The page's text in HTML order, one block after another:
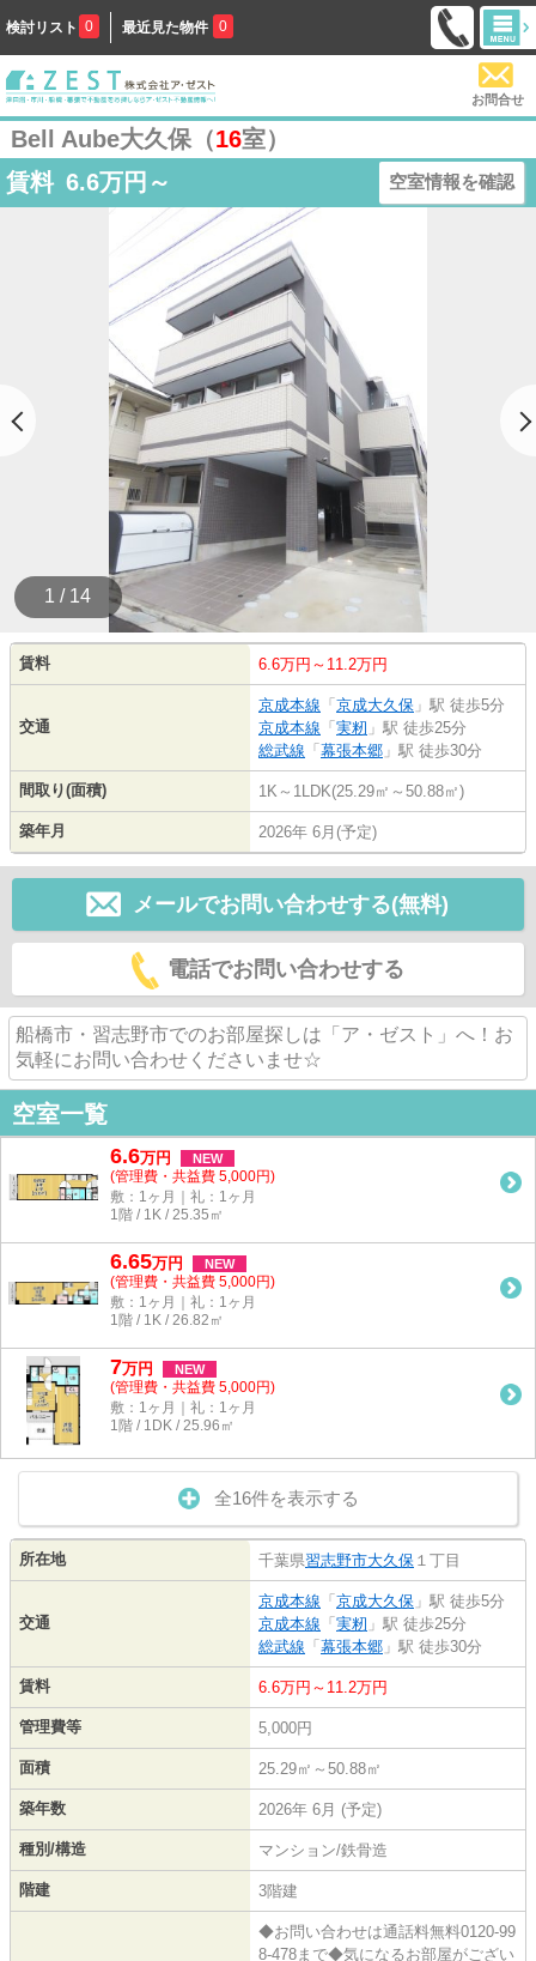
検討リスト 0 最近見た物件 0
お問合せ
Bell Aube大久保（16室）
賃料 6.6万円～ 空室情報を確認
1 / 14
賃料 6.6万円～11.2万円
交通
京成本線 「 京成大久保 」駅 徒歩5分
京成本線 「 実籾 」駅 徒歩25分
総武線 「 幕張本郷 」駅 徒歩30分
間取り(面積) 1K～1LDK(25.29㎡～50.88㎡)
築年月 2026年 6月(予定)
メールでお問い合わせする(無料)
電話でお問い合わせする
船橋市・習志野市でのお部屋探しは「ア・ゼスト」へ！お
気軽にお問い合わせくださいませ☆
空室一覧
6.6万円 NEW
(管理費・共益費 5,000円)
敷：1ヶ月｜礼：1ヶ月
1階 / 1K / 25.35㎡
6.65万円 NEW
(管理費・共益費 5,000円)
敷：1ヶ月｜礼：1ヶ月
1階 / 1K / 26.82㎡
7万円 NEW
(管理費・共益費 5,000円)
敷：1ヶ月｜礼：1ヶ月
1階 / 1DK / 25.96㎡
全16件を表示する
所在地 千葉県習志野市大久保 １丁目
交通
京成本線 「 京成大久保 」駅 徒歩5分
京成本線 「 実籾 」駅 徒歩25分
総武線 「 幕張本郷 」駅 徒歩30分
賃料 6.6万円～11.2万円
管理費等 5,000円
面積 25.29㎡～50.88㎡
築年数 2026年 6月 (予定)
種別/構造 マンション/鉄骨造
階建 3階建
◆お問い合わせは通話料無料0120-99
8-478まで◆気になるお部屋がござい